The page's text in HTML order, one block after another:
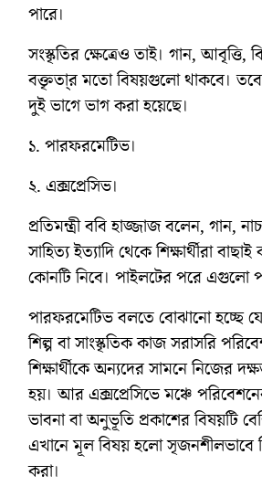
পারে।
সংস্কৃতির ক্ষেত্রেও তাই। গান, আবৃত্তি,
বক্তৃতা্র মতো বিষয়গুলো থাকবে। তবে
দুই ভাগে ভাগ করা হয়েছে।
১. পারফরমেটিভ।
২. এক্সপ্রেসিভ।
প্রতিমন্ত্রী ববি হাজ্জাজ বলেন, গান,
সাহিত্য ইত্যাদি থেকে শিক্ষার্থীরা
কোনটি নিবে। পাইলটের পরে এগুলো
পারফরমেটিভ বলতে বোঝানো হচ্ছে যে
শিল্প বা সাংস্কৃতিক কাজ সরাসরি
শিক্ষার্থীকে অন্যদের সামনে নিজের
হয়। আর এক্সপ্রেসিভে মঞ্চে
ভাবনা বা অনুভূতি প্রকাশের বিষয়টি
এখানে মূল বিষয় হলো সৃজনশীলভাবে
করা।